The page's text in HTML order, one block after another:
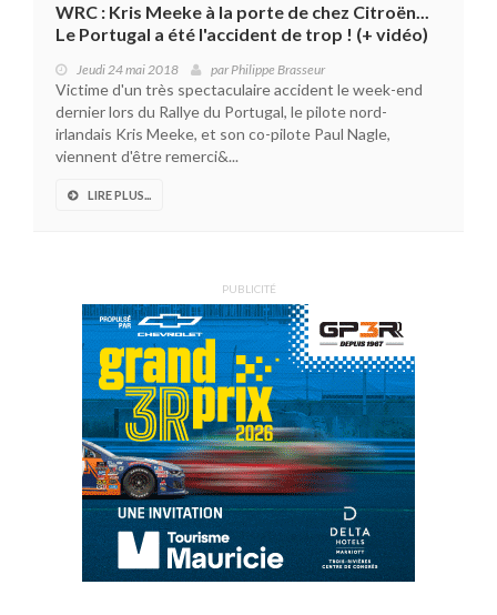
WRC : Kris Meeke à la porte de chez Citroën...
Le Portugal a été l'accident de trop ! (+ vidéo)
Jeudi 24 mai 2018 parPhilippe Brasseur
Victime d'un très spectaculaire accident le week-end
dernier lors du Rallye du Portugal, le pilote nord-
irlandais Kris Meeke, et son co-pilote Paul Nagle,
viennent d'être remerci&...
LIRE PLUS...
PUBLICITÉ